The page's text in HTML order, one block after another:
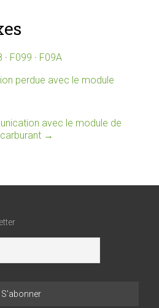
· F099 · F09A
perdue avec le module
avec le module de
→